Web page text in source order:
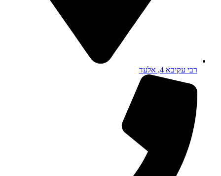
רבי עקיבא 4, אלעד